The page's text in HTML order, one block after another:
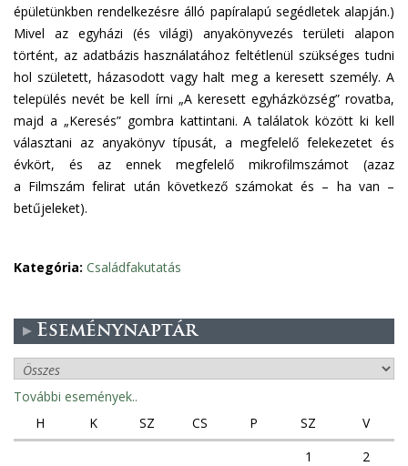
épületünkben rendelkezésre álló papíralapú segédletek alapján.)
Mivel az egyházi (és világi) anyakönyvezés területi alapon
történt, az adatbázis használatához feltétlenül szükséges tudni
hol született, házasodott vagy halt meg a keresett személy. A
település nevét be kell írni „A keresett egyházközség” rovatba,
majd a „Keresés” gombra kattintani. A találatok között ki kell
választani az anyakönyv típusát, a megfelelő felekezetet és
évkört, és az ennek megfelelő mikrofilmszámot (azaz
a Filmszám felirat után következő számokat és – ha van –
betűjeleket).
Kategória: Családfakutatás
Eseménynaptár
További események..
H
K SZ CS P SZ
V
1
2